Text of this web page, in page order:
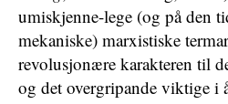
umiskjenne-lege (og på den
mekaniske) marxistiske
revolusjonære karakteren til
og det overgripande viktige i